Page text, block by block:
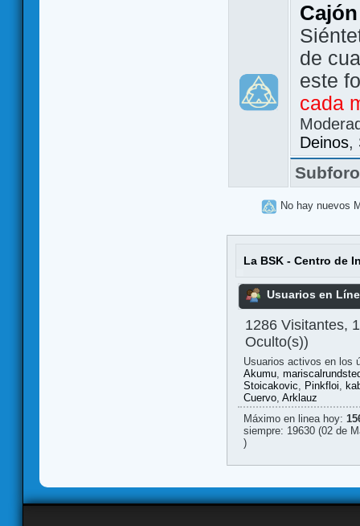
de
este
cada
Deinos,
No hay nuevos
La BSK - Centro de
Usuarios en
1286 Visitantes,
Oculto(s))
Usuarios activos en los
Akumu,
Stoicakovic, Pinkfloi,
Cuervo, Arklauz
Máximo en linea hoy:
siempre: 19630 (02 de
)